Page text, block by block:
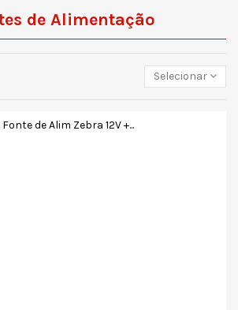
de Alimentação
Selecionar